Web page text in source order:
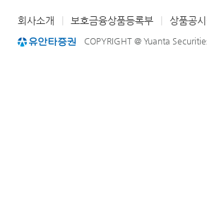
회사소개 보호금융상품등록부 상품공
COPYRIGHT @ Yuanta